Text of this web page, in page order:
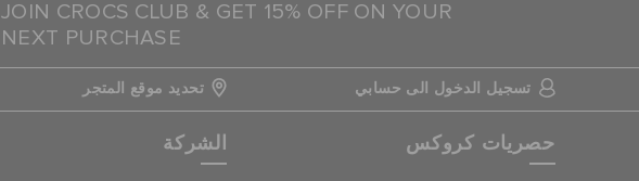
JOIN CROCS CLUB & GET 15% OFF ON YOUR
NEXT PURCHASE
تسجيل الدخول الى حسابي تحديد موقع المتجر
حصريات كروكس الشركة